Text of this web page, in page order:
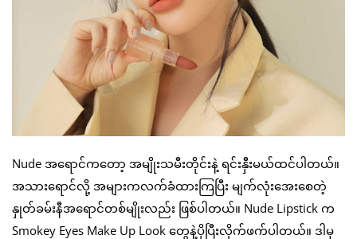
Nude အရောင်ကတော့ အမျိုးသမီးတိုင်းနဲ့ ရင်းနှီးမယ်ထင်ပါတယ်။
အသားရောင်လို့ အများကလက်ခံထားကြပြီး မျက်လုံးအေးစေတဲ့
နှုတ်ခမ်းနီအရောင်တစ်မျိုးလည်း ဖြစ်ပါတယ်။ Nude Lipstick က
Smokey Eyes Make Up Look တွေနဲ့ပိုပြီးလိုက်ဖက်ပါတယ်။ ဒါမှ